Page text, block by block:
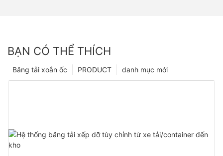
BẠN CÓ THỂ THÍCH
danh mục mới
PRODUCT
Băng tải xoắn ốc